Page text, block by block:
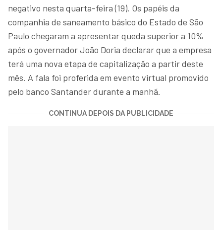
negativo nesta quarta-feira (19). Os papéis da
companhia de saneamento básico do Estado de São
Paulo chegaram a apresentar queda superior a 10%
após o governador João Doria declarar que a empresa
terá uma nova etapa de capitalização a partir deste
mês. A fala foi proferida em evento virtual promovido
pelo banco Santander durante a manhã.
CONTINUA DEPOIS DA PUBLICIDADE